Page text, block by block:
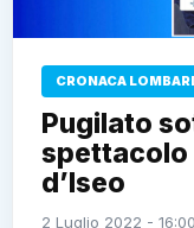
CRONACA
Pugilato
spettacolo
d’Iseo
2 Luglio 2022 - 16:00